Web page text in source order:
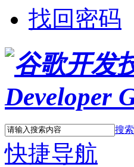
找回密码
搜索
快捷导航